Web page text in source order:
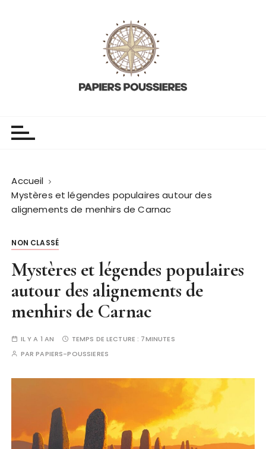
Accueil
Mystères et légendes populaires autour des
alignements de menhirs de Carnac
NON CLASSÉ
Mystères et légendes populaires
autour des alignements de
menhirs de Carnac
IL Y A 1 AN TEMPS DE LECTURE : 7MINUTES
PARPAPIERS-POUSSIERES